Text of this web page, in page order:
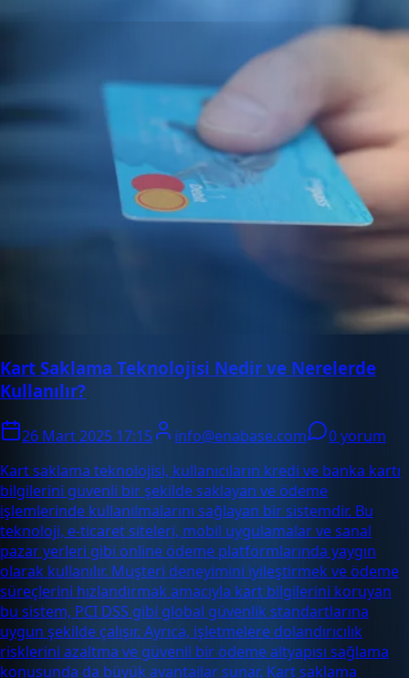
Kart Saklama Teknolojisi Nedir ve Nerelerde
Kullanılır?
26 Mart 2025 17:15 info@enabase.com
0 yorum
Kart saklama teknolojisi, kullanıcıların kredi ve banka kartı
bilgilerini güvenli bir şekilde saklayan ve ödeme
işlemlerinde kullanılmalarını sağlayan bir sistemdir. Bu
teknoloji, e-ticaret siteleri, mobil uygulamalar ve sanal
pazar yerleri gibi online ödeme platformlarında yaygın
olarak kullanılır. Müşteri deneyimini iyileştirmek ve ödeme
süreçlerini hızlandırmak amacıyla kart bilgilerini koruyan
bu sistem, PCI DSS gibi global güvenlik standartlarına
uygun şekilde çalışır. Ayrıca, işletmelere dolandırıcılık
risklerini azaltma ve güvenli bir ödeme altyapısı sağlama
konusunda da büyük avantajlar sunar. Kart saklama